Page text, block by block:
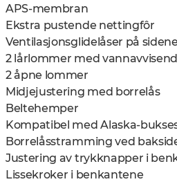
APS-membran
Ekstra pustende nettingfôr
Ventilasjonsglidelåser på
2 lårlommer med
2 åpne lommer
Midjejustering med borrelås
Beltehemper
Kompatibel med Alaska-
Borrelåsstramming ved
Justering av trykknapper i
Lissekroker i benkantene